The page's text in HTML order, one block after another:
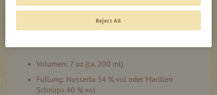
Volumen: 7 oz (ca. 200 ml)
Füllung: Nusserla 34 % vol oder Marillen
Schnaps 40 % vol
Reject All